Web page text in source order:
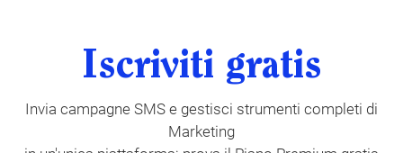
Iscriviti gratis
Invia campagne SMS e gestisci strumenti completi di
Marketing